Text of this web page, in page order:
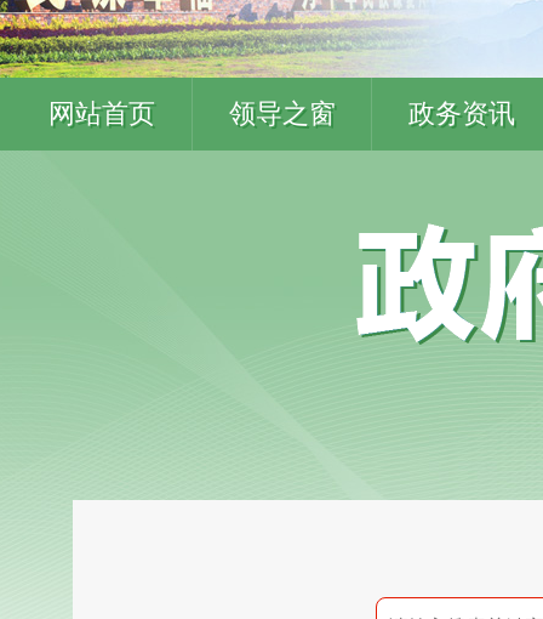
网站首页 领导之窗 政务资讯